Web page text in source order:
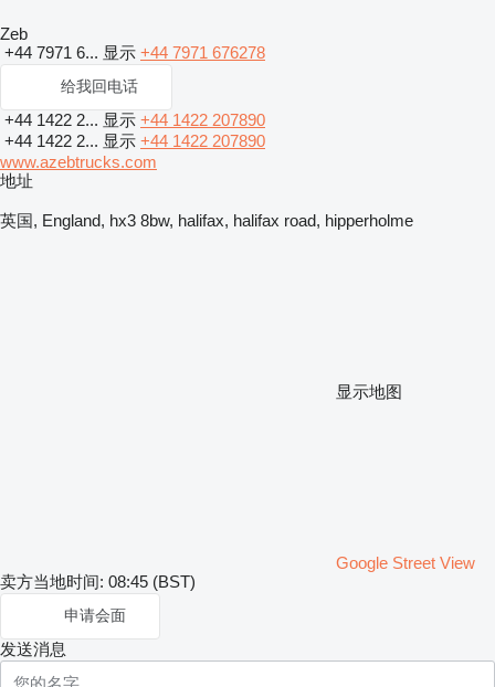
Zeb
+44 7971 6... 显示 +44 7971 676278
给我回电话
+44 1422 2... 显示 +44 1422 207890
+44 1422 2... 显示 +44 1422 207890
www.azebtrucks.com
地址
英国, England, hx3 8bw, halifax, halifax road, hipperholme
显示地图
Google Street View
卖方当地时间: 08:45 (BST)
申请会面
发送消息